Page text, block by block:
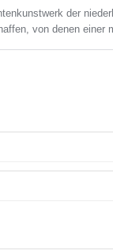
antworten!
der
von denen einer